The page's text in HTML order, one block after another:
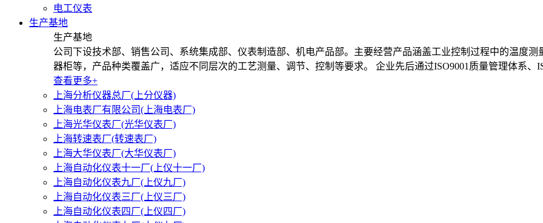
电工仪表
生产基地
生产基地
公司下设技术部、销售公司、系统集成部、仪表制造部、机电产品部。主要经营产品涵盖工业控制过程中的温度
器柜等，产品种类覆盖广，适应不同层次的工艺测量、调节、控制等要求。 企业先后通过ISO9001质量管理体系、
查看更多+
上海分析仪器总厂(上分仪器)
上海电表厂有限公司(上海电表厂)
上海光华仪表厂(光华仪表厂)
上海转速表厂(转速表厂)
上海大华仪表厂(大华仪表厂)
上海自动化仪表十一厂(上仪十一厂)
上海自动化仪表九厂(上仪九厂)
上海自动化仪表三厂(上仪三厂)
上海自动化仪表四厂(上仪四厂)